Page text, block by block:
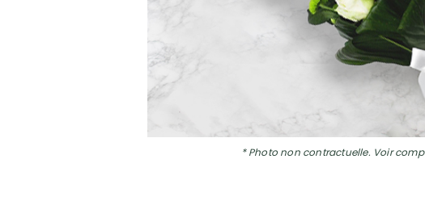
* Photo non contractuelle. Voir